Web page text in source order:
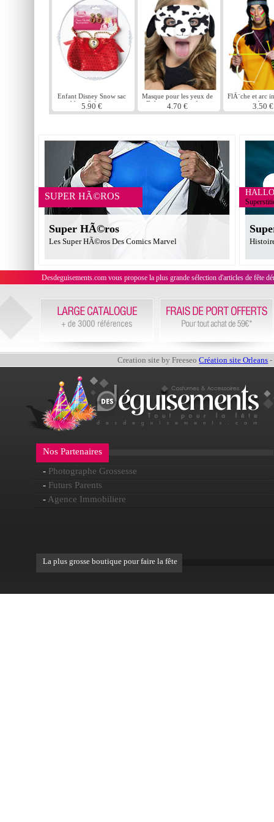
Enfant Disney Snow sac
blanc & bijoux
5.90 €
Masque pour les yeux de
Dalmatie pour enfants
4.70 €
FlÃ¨che et arc
en3.50 €
SUPER HÃ©ROS
Super HÃ©ros
Les Super HÃ©ros Des Comics Marvel
Desdeguisements.com vous propose la plus grande sélection d'articles de fête
Creation site by FreeseoCréation site Orleans -
Nos Partenaires
- Photographe Grossesse
- Futurs Parents
- Agence Immobiliere
La plus grosse boutique pour faire la fête